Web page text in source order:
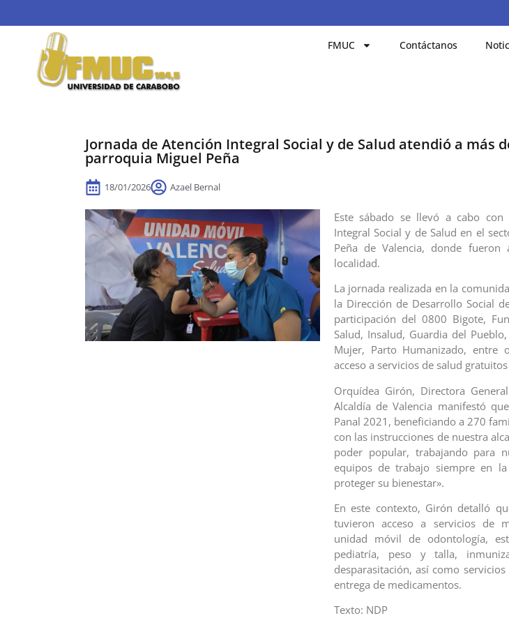
FMUC Contáctanos
Jornada de Atención Integral Social y de Salud atendió a más
parroquia Miguel Peña
18/01/2026 Azael Bernal
Este sábado se llevó a cabo
Integral Social y de Salud en el
Peña de Valencia, donde
localidad.
La jornada realizada en la
la Dirección de Desarrollo Social
participación del 0800 Bigote,
Salud, Insalud, Guardia del
Mujer, Parto Humanizado, entre
acceso a servicios de salud
Orquídea Girón, Directora
Alcaldía de Valencia manifestó
Panal 2021, beneficiando a 270
con las instrucciones de nuestra
poder popular, trabajando para
equipos de trabajo siempre en
proteger su bienestar».
En este contexto, Girón detalló
tuvieron acceso a servicios de
unidad móvil de odontología,
pediatría, peso y talla,
desparasitación, así como
entrega de medicamentos.
Texto: NDP